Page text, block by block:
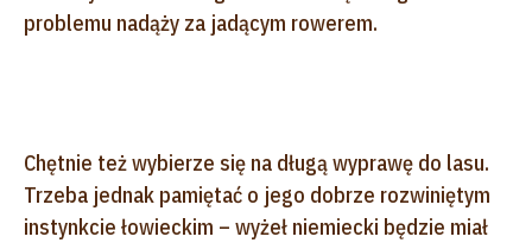
problemu nadąży za jadącym rowerem.
Chętnie też wybierze się na długą wyprawę do lasu.
Trzeba jednak pamiętać o jego dobrze rozwiniętym
instynkcie łowieckim – wyżeł niemiecki będzie miał